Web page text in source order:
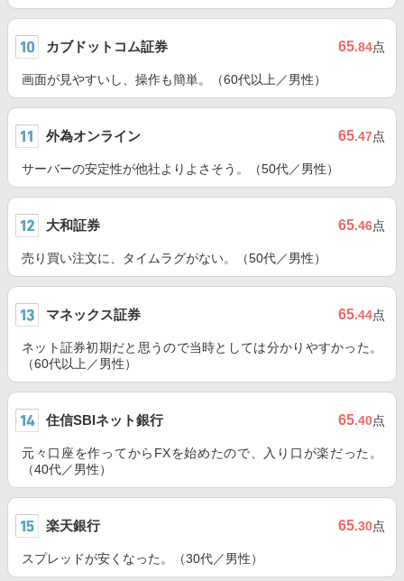
カブドットコム証券 65.84点
画面が見やすいし、操作も簡単。（60代以上／男性）
外為オンライン 65.47点
サーバーの安定性が他社よりよさそう。（50代／男性）
大和証券 65.46点
売り買い注文に、タイムラグがない。（50代／男性）
マネックス証券 65.44点
ネット証券初期だと思うので当時としては分かりやすかった。
（60代以上／男性）
住信SBIネット銀行 65.40点
元々口座を作ってからFXを始めたので、入り口が楽だった。
（40代／男性）
楽天銀行 65.30点
スプレッドが安くなった。（30代／男性）